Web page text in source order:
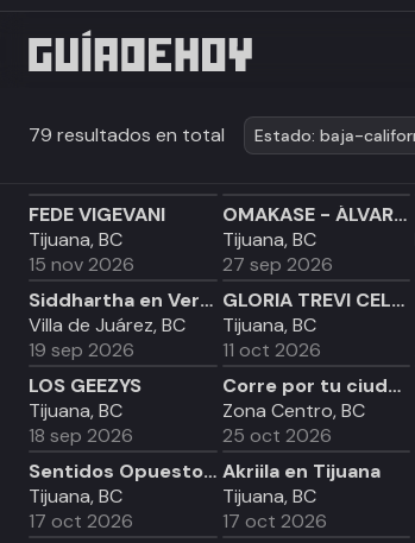
79 resultados en total Estado: baja-
FEDE VIGEVANI
Tijuana, BC
15 nov 2026
OMAKASE - ÁLVARO DÍAZ
Tijuana, BC
27 sep 2026
Siddhartha en Veracruz
Villa de Juárez, BC
19 sep 2026
GLORIA TREVI CELEBRATION
Tijuana, BC
11 oct 2026
LOS GEEZYS
Tijuana, BC
18 sep 2026
Corre por tu ciudad MIguel Alemán
Zona Centro, BC
25 oct 2026
Sentidos Opuestos en Tijuana
Tijuana, BC
17 oct 2026
Akriila en Tijuana
Tijuana, BC
17 oct 2026